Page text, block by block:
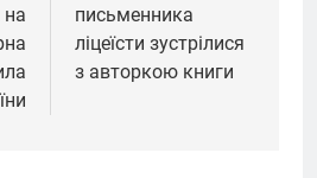
на
письменника
ліцеїсти зустрілися
з авторкою книги